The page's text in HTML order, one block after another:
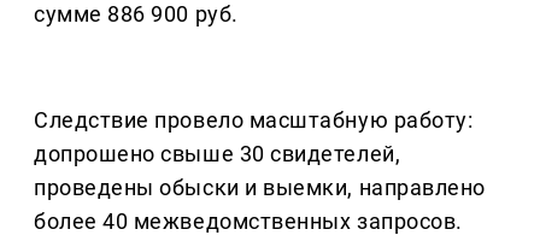
сумме 886 900 руб.
Следствие провело масштабную работу:
допрошено свыше 30 свидетелей,
проведены обыски и выемки, направлено
более 40 межведомственных запросов.